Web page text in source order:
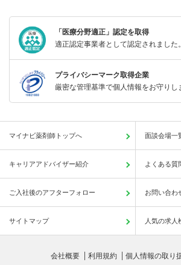
「医療分野適正」認定を取得
適正認定事業者として認定されました。
プライバシーマーク取得企業
厳密な管理基準で個人情報をお守りし
マイナビ薬剤師トップへ 面談会場一
キャリアアドバイザー紹介 よくある質
ご入社後のアフターフォロー お問い合わ
サイトマップ 人気の求人
会社概要 利用規約 個人情報の取り